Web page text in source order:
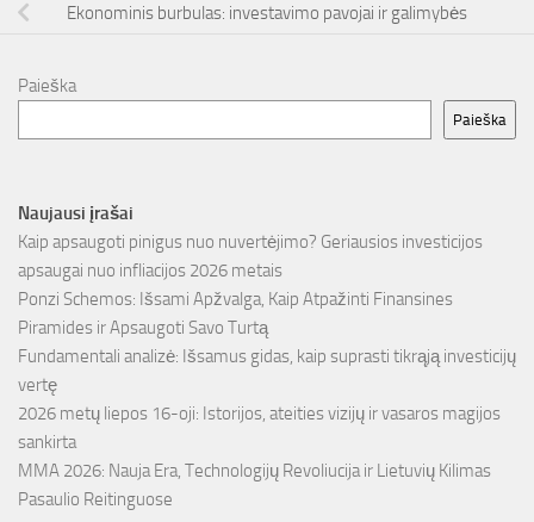
Ekonominis burbulas: investavimo pavojai ir galimybės
Paieška
Paieška
Naujausi įrašai
Kaip apsaugoti pinigus nuo nuvertėjimo? Geriausios investicijos
apsaugai nuo infliacijos 2026 metais
Ponzi Schemos: Išsami Apžvalga, Kaip Atpažinti Finansines
Piramides ir Apsaugoti Savo Turtą
Fundamentali analizė: Išsamus gidas, kaip suprasti tikrąją investicijų
vertę
2026 metų liepos 16-oji: Istorijos, ateities vizijų ir vasaros magijos
sankirta
MMA 2026: Nauja Era, Technologijų Revoliucija ir Lietuvių Kilimas
Pasaulio Reitinguose